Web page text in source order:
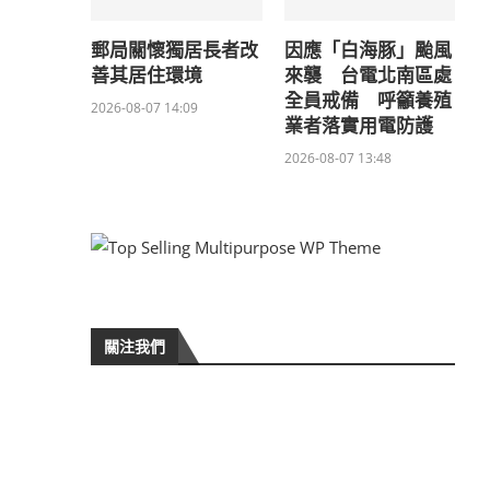
郵局關懷獨居長者改
善其居住環境
2026-08-07 14:09
因應「白海豚」颱風
來襲 台電北南區處
全員戒備 呼籲養殖
業者落實用電防護
2026-08-07 13:48
關注我們